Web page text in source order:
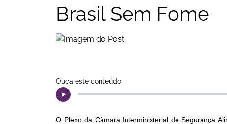
Brasil Sem Fome
Ouça este conteúdo
O Pleno da Câmara Interministerial de Segurança